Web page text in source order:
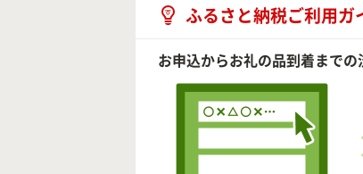
ふるさと納税ご利用ガ
お申込からお礼の品到着までの